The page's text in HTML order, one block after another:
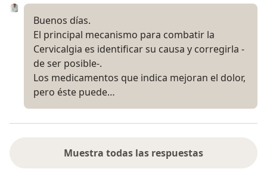
Buenos días.
El principal mecanismo para combatir la
Cervicalgia es identificar su causa y corregirla -
de ser posible-.
Los medicamentos que indica mejoran el dolor,
pero éste puede…
Muestra todas las respuestas